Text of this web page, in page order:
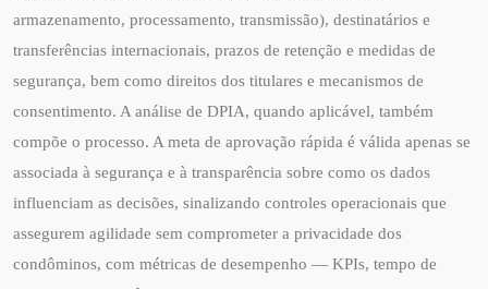
armazenamento, processamento, transmissão), destinatários e
transferências internacionais, prazos de retenção e medidas de
segurança, bem como direitos dos titulares e mecanismos de
consentimento. A análise de DPIA, quando aplicável, também
compõe o processo. A meta de aprovação rápida é válida apenas se
associada à segurança e à transparência sobre como os dados
influenciam as decisões, sinalizando controles operacionais que
assegurem agilidade sem comprometer a privacidade dos
condôminos, com métricas de desempenho — KPIs, tempo de